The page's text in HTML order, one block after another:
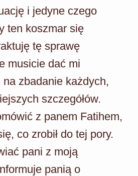
i jedyne czego
ten koszmar się
tę sprawę
musicie dać mi
zbadanie każdych,
szczegółów.
z panem Fatihem,
co zrobił do tej pory.
pani z moją
panią o